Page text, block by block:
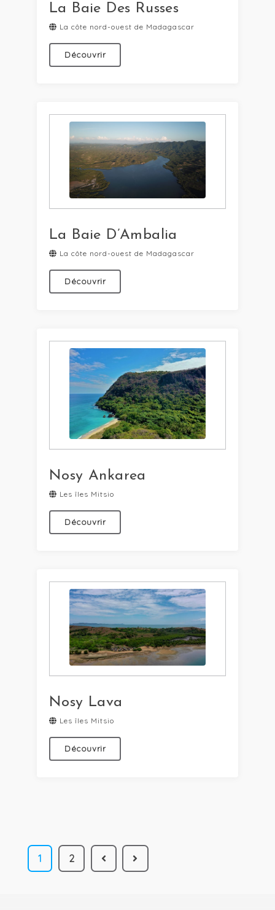
La Baie Des Russes
La côte nord-ouest de Madagascar
Découvrir
La Baie D’Ambalia
La côte nord-ouest de Madagascar
Découvrir
Nosy Ankarea
Les îles Mitsio
Découvrir
Nosy Lava
Les îles Mitsio
Découvrir
1 2